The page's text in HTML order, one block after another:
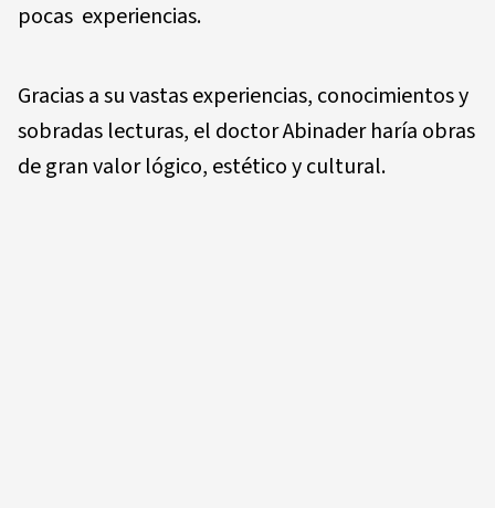
pocas experiencias.
Gracias a su vastas experiencias, conocimientos y
sobradas lecturas, el doctor Abinader haría obras
de gran valor lógico, estético y cultural.